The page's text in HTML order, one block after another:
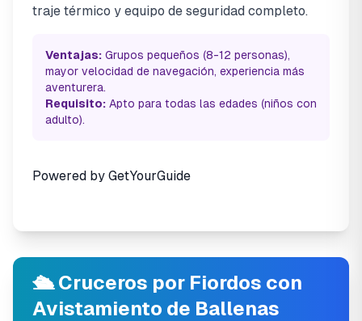
traje térmico y equipo de seguridad completo.
Ventajas: Grupos pequeños (8-12 personas),
mayor velocidad de navegación, experiencia más
aventurera.
Requisito: Apto para todas las edades (niños con
adulto).
Powered by GetYourGuide
🛳️ Cruceros por Fiordos con
Avistamiento de Ballenas